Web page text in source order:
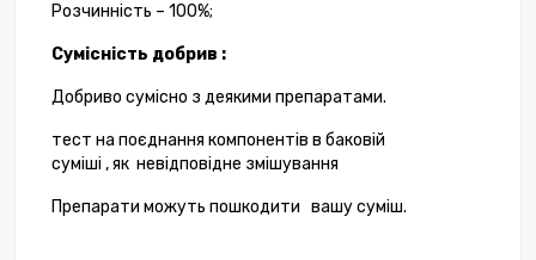
Розчинність – 100%;
Сумісність добрив :
Добриво сумісно з деякими препаратами.
тест на поєднання компонентів в баковій
суміші ,як невідповідне змішування
Препарати можуть пошкодити вашусуміш.